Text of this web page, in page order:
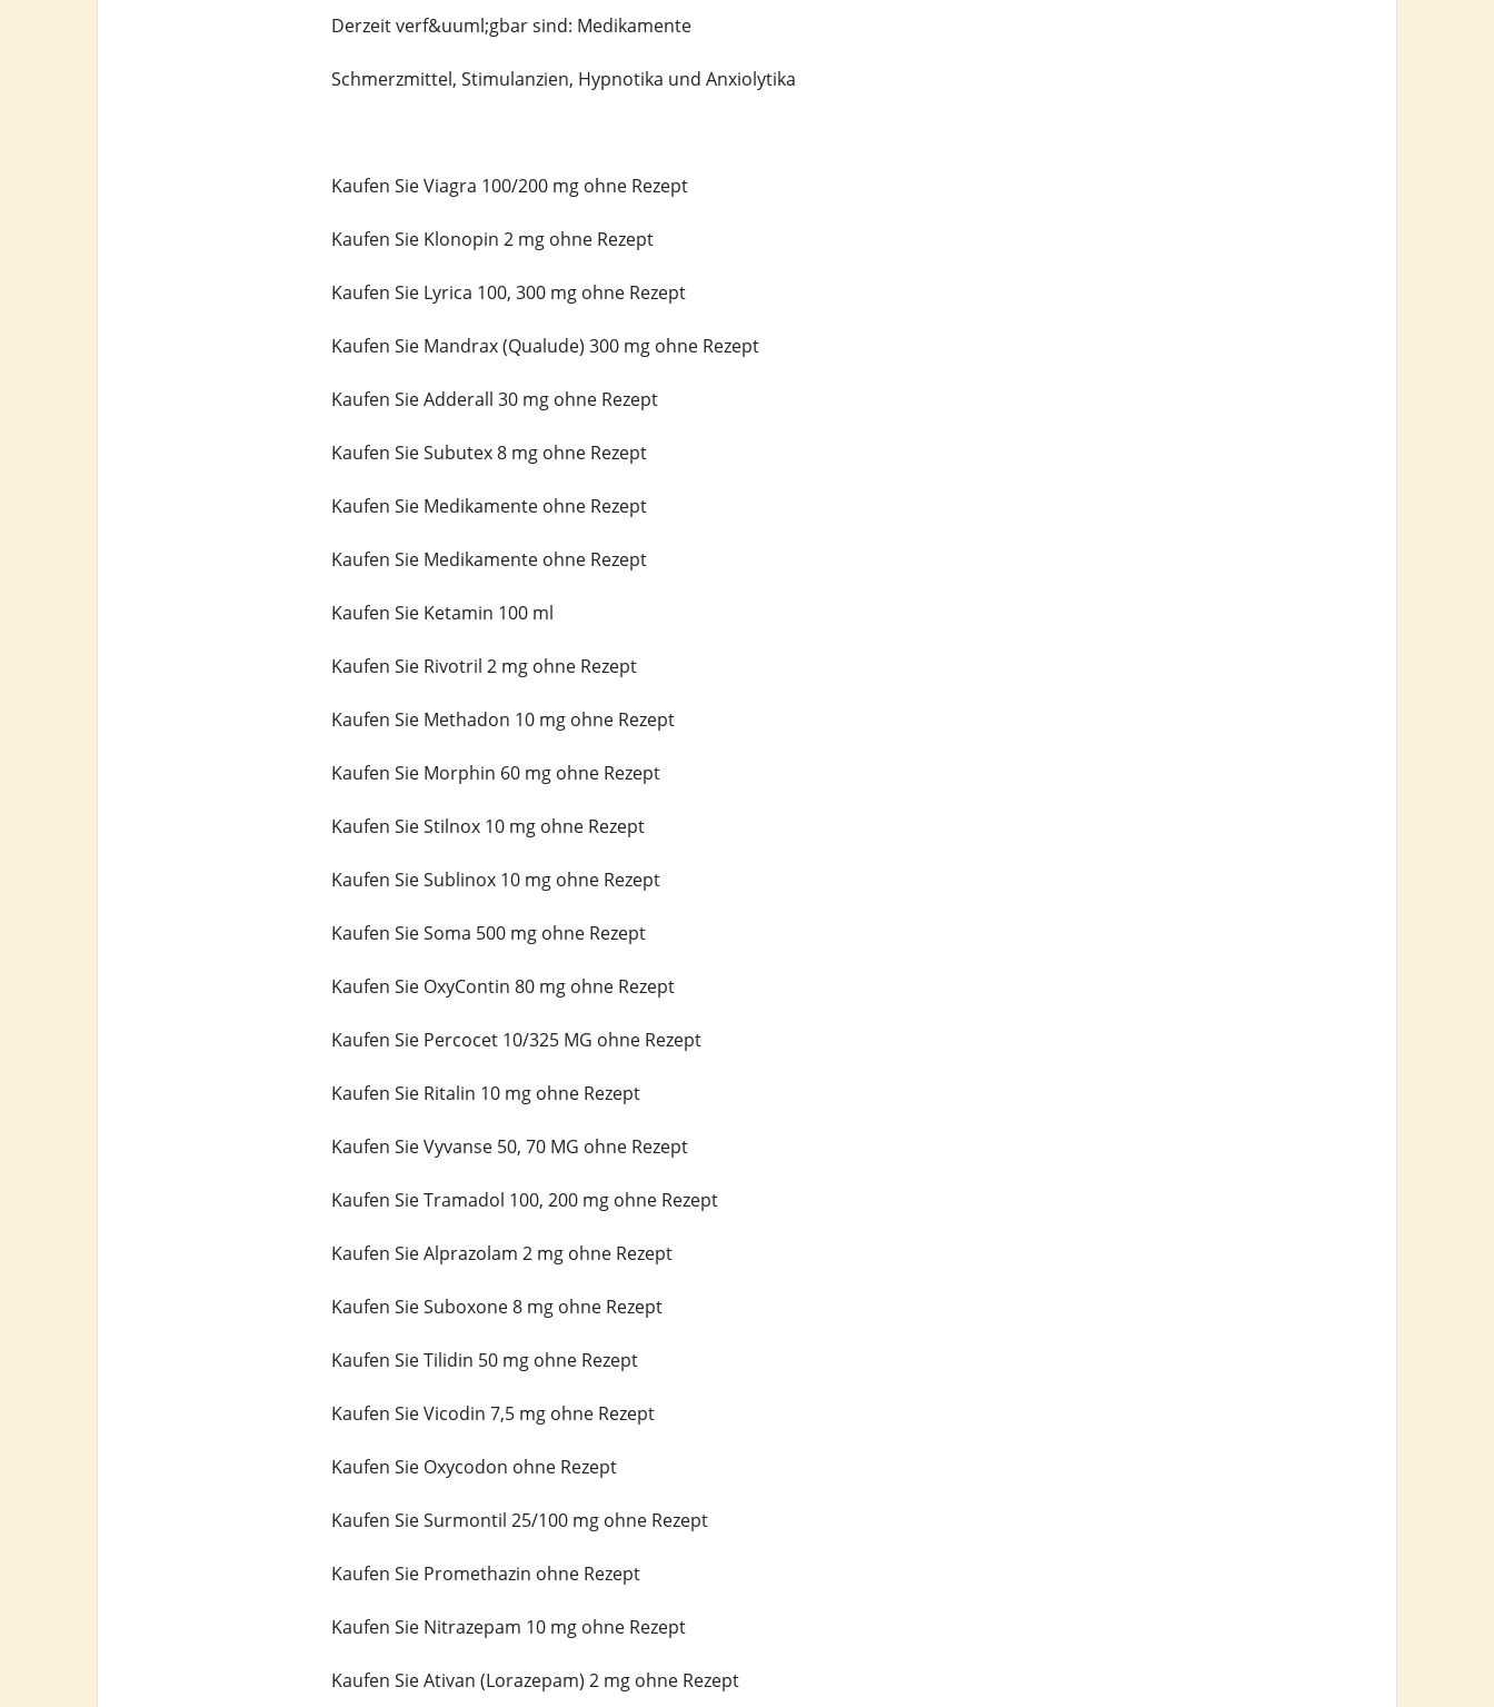
Derzeit verf&uuml;gbar sind: Medikamente
Schmerzmittel, Stimulanzien, Hypnotika und Anxiolytika
Kaufen Sie Viagra 100/200 mg ohne Rezept
Kaufen Sie Klonopin 2 mg ohne Rezept
Kaufen Sie Lyrica 100, 300 mg ohne Rezept
Kaufen Sie Mandrax (Qualude) 300 mg ohne Rezept
Kaufen Sie Adderall 30 mg ohne Rezept
Kaufen Sie Subutex 8 mg ohne Rezept
Kaufen Sie Medikamente ohne Rezept
Kaufen Sie Medikamente ohne Rezept
Kaufen Sie Ketamin 100 ml
Kaufen Sie Rivotril 2 mg ohne Rezept
Kaufen Sie Methadon 10 mg ohne Rezept
Kaufen Sie Morphin 60 mg ohne Rezept
Kaufen Sie Stilnox 10 mg ohne Rezept
Kaufen Sie Sublinox 10 mg ohne Rezept
Kaufen Sie Soma 500 mg ohne Rezept
Kaufen Sie OxyContin 80 mg ohne Rezept
Kaufen Sie Percocet 10/325 MG ohne Rezept
Kaufen Sie Ritalin 10 mg ohne Rezept
Kaufen Sie Vyvanse 50, 70 MG ohne Rezept
Kaufen Sie Tramadol 100, 200 mg ohne Rezept
Kaufen Sie Alprazolam 2 mg ohne Rezept
Kaufen Sie Suboxone 8 mg ohne Rezept
Kaufen Sie Tilidin 50 mg ohne Rezept
Kaufen Sie Vicodin 7,5 mg ohne Rezept
Kaufen Sie Oxycodon ohne Rezept
Kaufen Sie Surmontil 25/100 mg ohne Rezept
Kaufen Sie Promethazin ohne Rezept
Kaufen Sie Nitrazepam 10 mg ohne Rezept
Kaufen Sie Ativan (Lorazepam) 2 mg ohne Rezept